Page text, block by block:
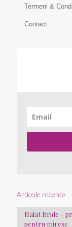
Termeni &
Contact
Articole recente
Halat Bride –
pentru mirese